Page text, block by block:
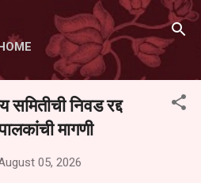
main content
निवड रद्द
मागणी
05, 2026